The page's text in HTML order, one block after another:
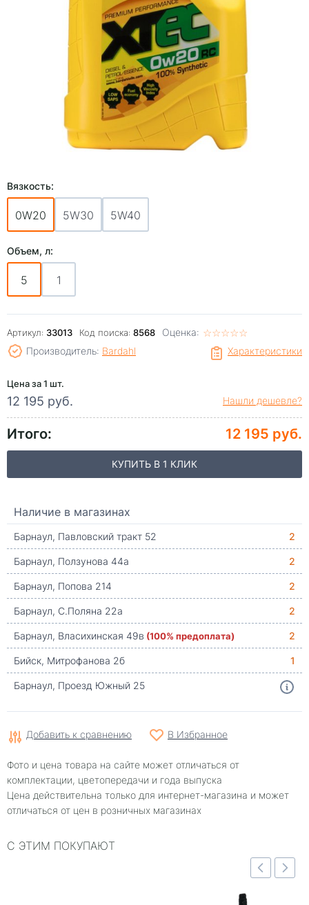
Вязкость:
0W20 5W30 5W40
Объем, л:
5 1
Артикул: 33013 Код поиска: 8568 Оценка: ☆☆☆☆☆
★★★★★
Характеристики
Производитель: Bardahl
Цена за 1 шт.
12 195 руб. Нашли дешевле?
Итого: 12 195 руб.
КУПИТЬ В 1 КЛИК
Наличие в магазинах
Барнаул, Павловский тракт 52
2
Барнаул, Ползунова 44а
2
Барнаул, Попова 214
2
Барнаул, С.Поляна 22а
2
Барнаул, Власихинская 49в (100% предоплата)
2
Бийск, Митрофанова 2б
1
Барнаул, Проезд Южный 25
Добавить к сравнению В Избранное
Фото и цена товара на сайте может отличаться от
комплектации, цветопередачи и года выпуска
Цена действительна только для интернет-магазина и может
отличаться от цен в розничных магазинах
С ЭТИМ ПОКУПАЮТ
Быстрый просмотр